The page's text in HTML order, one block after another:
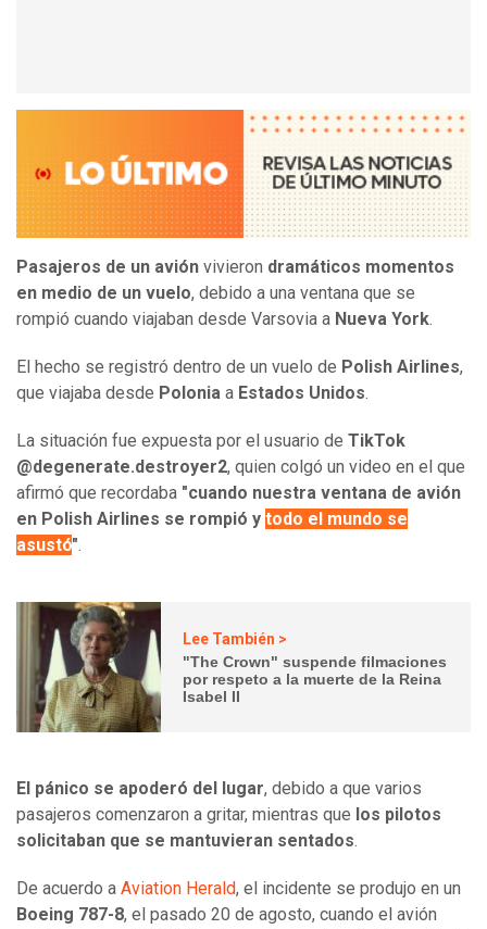
Pasajeros de un avión vivieron dramáticos momentos
en medio de un vuelo, debido a una ventana que se
rompió cuando viajaban desde Varsovia a Nueva York.
El hecho se registró dentro de un vuelo de Polish Airlines,
que viajaba desde Polonia a Estados Unidos.
La situación fue expuesta por el usuario de TikTok
@degenerate.destroyer2, quien colgó un video en el que
afirmó que recordaba "cuando nuestra ventana de avión
en Polish Airlines se rompió y todo el mundo se
asustó".
Lee También >
"The Crown" suspende filmaciones
por respeto a la muerte de la Reina
Isabel II
El pánico se apoderó del lugar, debido a que varios
pasajeros comenzaron a gritar, mientras que los pilotos
solicitaban que se mantuvieran sentados.
De acuerdo a Aviation Herald, el incidente se produjo en un
Boeing 787-8, el pasado 20 de agosto, cuando el avión